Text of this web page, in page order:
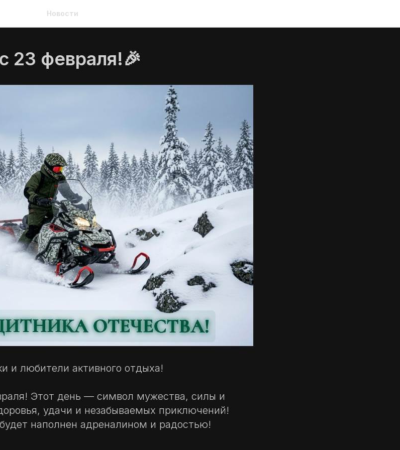
Новости
23 февраля!🎉
и любители активного отдыха!
Этот день — символ мужества, силы и
удачи и незабываемых приключений!
наполнен адреналином и радостью!